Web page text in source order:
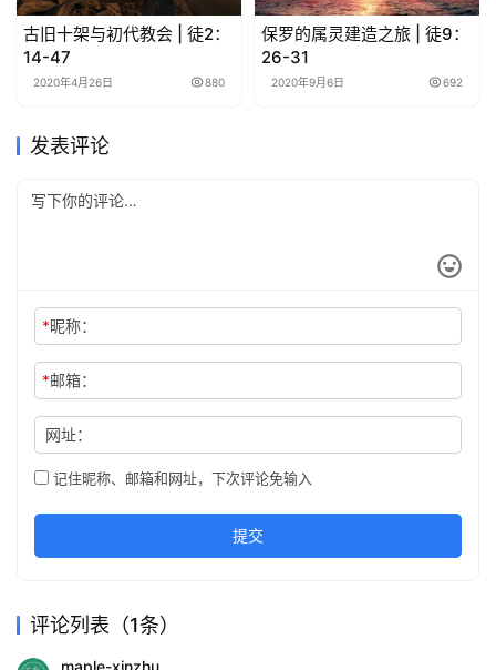
古旧十架与初代教会 | 徒2：
14-47
2020年4月26日 880
保罗的属灵建造之旅 | 徒9：
26-31
2020年9月6日 692
发表评论
*昵称：
*邮箱：
网址：
记住昵称、邮箱和网址，下次评论免输入
提交
评论列表（1条）
maple-xinzhu